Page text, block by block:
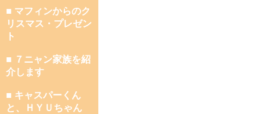
■ マフィンからのク
リスマス・プレゼン
ト
■ ７ニャン家族を紹
介します
■ キャスパーくん
と、ＨＹＵちゃん